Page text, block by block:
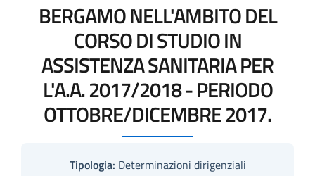
BERGAMO NELL'AMBITO DEL
CORSO DI STUDIO IN
ASSISTENZA SANITARIA PER
L'A.A. 2017/2018 - PERIODO
OTTOBRE/DICEMBRE 2017.
Tipologia: Determinazioni dirigenziali